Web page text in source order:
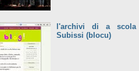
l'archivi di a scola
Subissi (blocu)